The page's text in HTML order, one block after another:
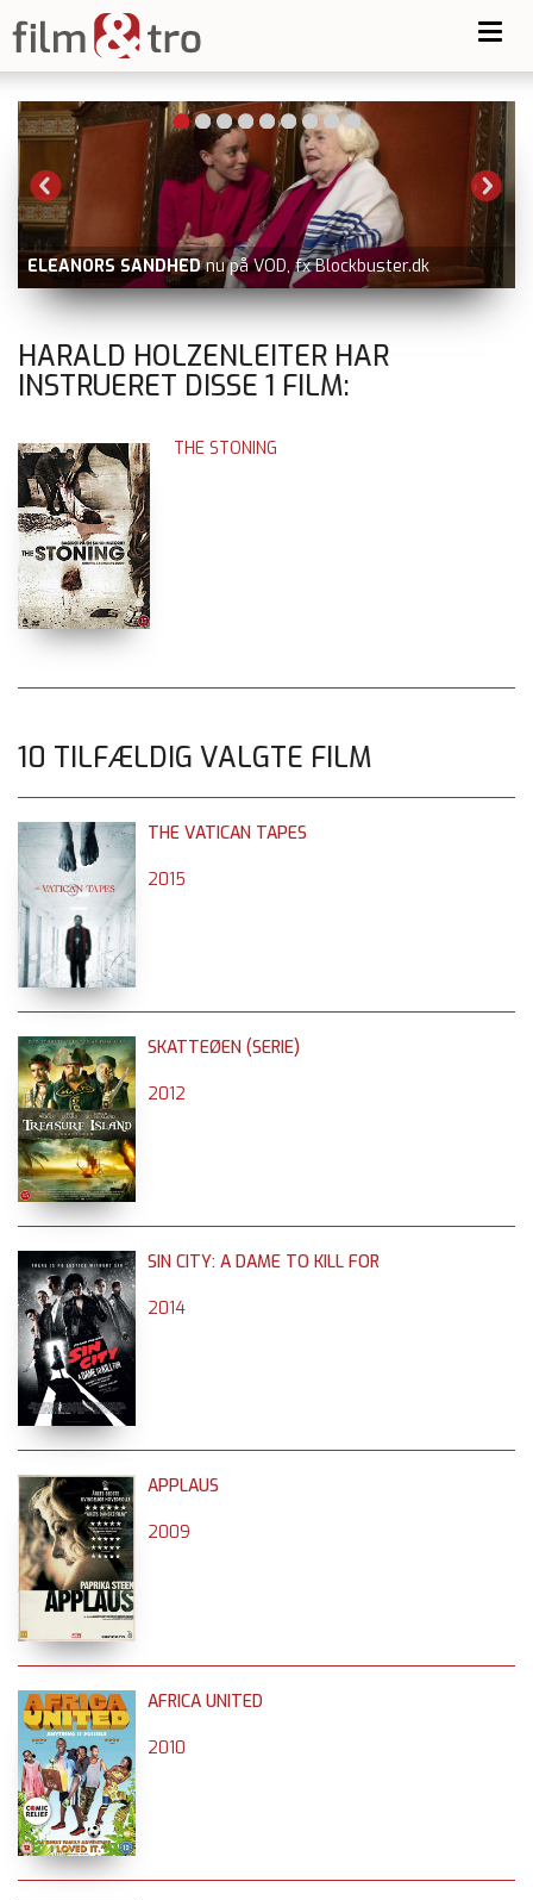
ELEANORS SANDHED nu på VOD, fx Blockbuster.dk
HARALD HOLZENLEITER HAR
INSTRUERET DISSE 1 FILM:
THE STONING
10 TILFÆLDIG VALGTE FILM
THE VATICAN TAPES
2015
SKATTEØEN (SERIE)
2012
SIN CITY: A DAME TO KILL FOR
2014
APPLAUS
2009
AFRICA UNITED
2010